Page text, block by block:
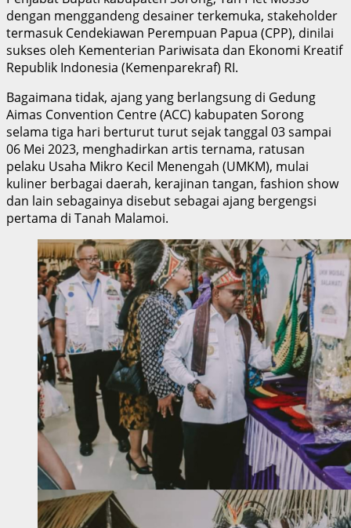
dengan menggandeng desainer terkemuka, stakeholder
termasuk Cendekiawan Perempuan Papua (CPP), dinilai
sukses oleh Kementerian Pariwisata dan Ekonomi Kreatif
Republik Indonesia (Kemenparekraf) RI.
Bagaimana tidak, ajang yang berlangsung di Gedung
Aimas Convention Centre (ACC) kabupaten Sorong
selama tiga hari berturut turut sejak tanggal 03 sampai
06 Mei 2023, menghadirkan artis ternama, ratusan
pelaku Usaha Mikro Kecil Menengah (UMKM), mulai
kuliner berbagai daerah, kerajinan tangan, fashion show
dan lain sebagainya disebut sebagai ajang bergengsi
pertama di Tanah Malamoi.